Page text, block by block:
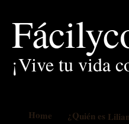
¡Vive tu vida
Home ¿Quién es